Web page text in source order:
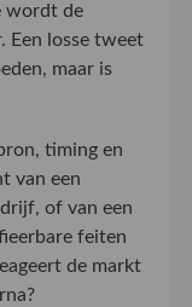
wordt de
Een losse tweet
maar is
timing en
van een
of van een
feiten
de markt